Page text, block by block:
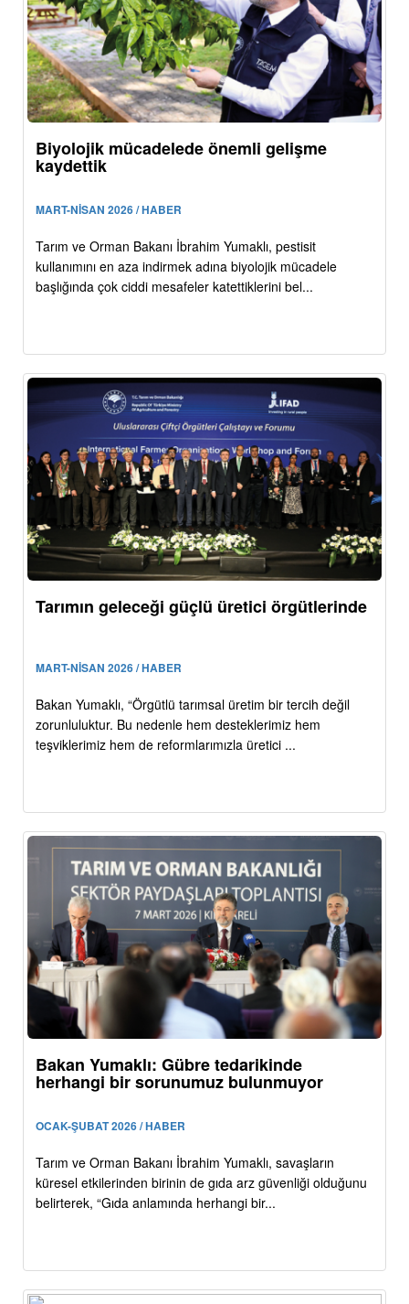
Biyolojik mücadelede önemli gelişme
kaydettik
MART-NİSAN 2026 / HABER
Tarım ve Orman Bakanı İbrahim Yumaklı, pestisit
kullanımını en aza indirmek adına biyolojik mücadele
başlığında çok ciddi mesafeler katettiklerini bel...
Tarımın geleceği güçlü üretici örgütlerinde
MART-NİSAN 2026 / HABER
Bakan Yumaklı, “Örgütlü tarımsal üretim bir tercih değil
zorunluluktur. Bu nedenle hem desteklerimiz hem
teşviklerimiz hem de reformlarımızla üretici ...
Bakan Yumaklı: Gübre tedarikinde
herhangi bir sorunumuz bulunmuyor
OCAK-ŞUBAT 2026 / HABER
Tarım ve Orman Bakanı İbrahim Yumaklı, savaşların
küresel etkilerinden birinin de gıda arz güvenliği olduğunu
belirterek, “Gıda anlamında herhangi bir...